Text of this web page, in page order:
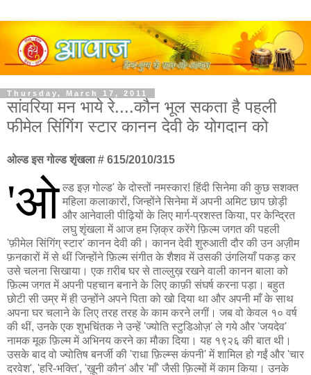
Thursday, March 17, 2011
सांवरिया मन भाये रे....कौन भूल सकता है पहली
फीमेल सिंगिंग स्टार कानन देवी के योगदान को
ओल्ड इस गोल्ड शृंखला # 615/2010/315
'ओ ल्ड इज़ गोल्ड' के दोस्तों नमस्कार! हिंदी सिनेमा की कुछ सशक्त
महिला कलाकारों, जिन्होंने सिनेमा में अपनी अमिट छाप छोड़ी
और आनेवाली पीढ़ियों के लिए मार्ग-प्रशस्त किया, पर केन्द्रित
लघु शृंखला में आज हम ज़िक्र करेंगे फ़िल्म जगत की पहली
'फ़ीमेल सिंगिंग् स्टार' कानन देवी की। कानन देवी शुरुआती दौर की उन अज़ीम
फ़नकारों में से थीं जिन्होंने फ़िल्म संगीत के शैशव में उसकी उंगलियाँ पकड़ कर
उसे चलना सिखाया। एक ग़रीब घर से ताल्लुख़ रखने वाली कानन बाला को
फ़िल्म जगत में अपनी पहचान बनाने के लिए काफ़ी संघर्ष करना पड़ा। बहुत
छोटी सी उम्र में ही उन्होंने अपने पिता को खो दिया था और अपनी माँ के साथ
अपना घर चलाने के लिए तरह तरह के काम करने लगीं। जब वो केवल १० वर्ष
की थीं, उनके एक शुभचिंतक ने उन्हें 'ज्योति स्टुडिओज़' ले गये और 'जयदेव'
नामक मूक फ़िल्म में अभिनय करने का मौका दिया। यह १९२६ की बात थी।
उसके बाद वो ज्योतिष बनर्जी की 'राधा फ़िल्म्स कंपनी' में शामिल हो गईं और 'चार
दरवेश', 'हरि-भक्ति', 'ख़ूनी कौन' और 'माँ' जैसी फ़िल्मों में काम किया। उनके